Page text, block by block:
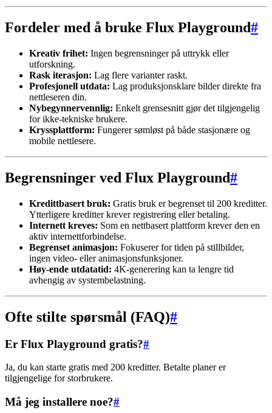
Fordeler med å bruke Flux Playground#
Kreativ frihet: Ingen begrensninger på uttrykk eller
utforskning.
Rask iterasjon: Lag flere varianter raskt.
Profesjonell utdata: Lag produksjonsklare bilder direkte fra
nettleseren din.
Nybegynnervennlig: Enkelt grensesnitt gjør det tilgjengelig
for ikke-tekniske brukere.
Kryssplattform: Fungerer sømløst på både stasjonære og
mobile nettlesere.
Begrensninger ved Flux Playground#
Kredittbasert bruk: Gratis bruk er begrenset til 200 kreditter.
Ytterligere kreditter krever registrering eller betaling.
Internett kreves: Som en nettbasert plattform krever den en
aktiv internettforbindelse.
Begrenset animasjon: Fokuserer for tiden på stillbilder,
ingen video- eller animasjonsfunksjoner.
Høy-ende utdatatid: 4K-generering kan ta lengre tid
avhengig av systembelastning.
Ofte stilte spørsmål (FAQ)#
Er Flux Playground gratis?#
Ja, du kan starte gratis med 200 kreditter. Betalte planer er
tilgjengelige for storbrukere.
Må jeg installere noe?#